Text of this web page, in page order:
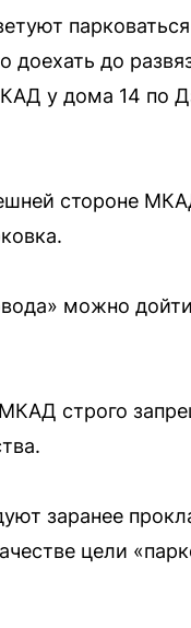
до
у дома 14 по
стороне
можно
строго
заранее
цели